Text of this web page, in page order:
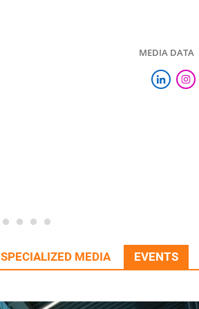
MEDIA DATA
SPECIALIZED MEDIA EVENTS